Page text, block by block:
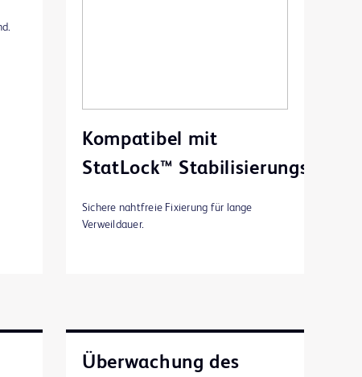
Kompatibel mit
StatLock™ Stabilisierungssystem
Sichere nahtfreie Fixierung für lange
Verweildauer.
Überwachung des